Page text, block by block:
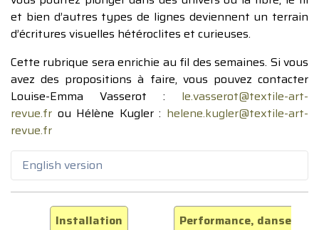
et bien d’autres types de lignes deviennent un terrain
d’écritures visuelles hétéroclites et curieuses.
Cette rubrique sera enrichie au fil des semaines. Si vous
avez des propositions à faire, vous pouvez contacter
Louise-Emma Vasserot : le.vasserot@textile-art-
revue.fr ou Hélène Kugler : helene.kugler@textile-art-
revue.fr
English version
Installation
Performance, danse